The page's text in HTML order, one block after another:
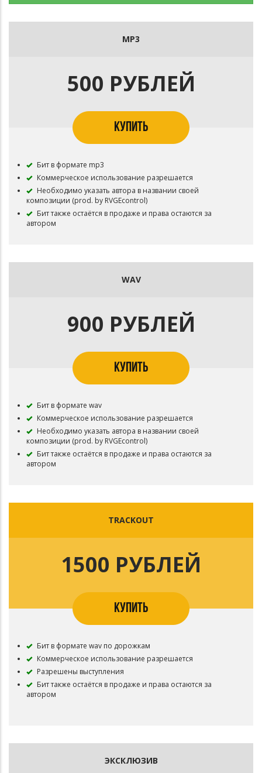
MP3
500 РУБЛЕЙ
КУПИТЬ
Бит в формате mp3
Коммерческое использование разрешается
Необходимо указать автора в названии своей
композиции (prod. by RVGEcontrol)
Бит также остаётся в продаже и права остаются за
автором
WAV
900 РУБЛЕЙ
КУПИТЬ
Бит в формате wav
Коммерческое использование разрешается
Необходимо указать автора в названии своей
композиции (prod. by RVGEcontrol)
Бит также остаётся в продаже и права остаются за
автором
TRACKOUT
1500 РУБЛЕЙ
КУПИТЬ
Бит в формате wav по дорожкам
Коммерческое использование разрешается
Разрешены выступления
Бит также остаётся в продаже и права остаются за
автором
ЭКСКЛЮЗИВ